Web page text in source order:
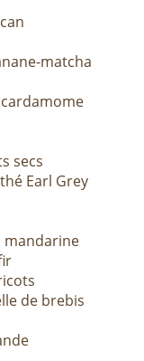
matcha
secs
Earl Grey
mandarine
de brebis